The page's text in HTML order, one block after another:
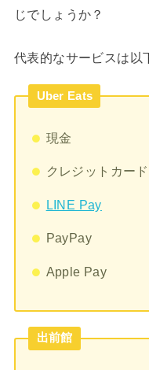
じでしょうか？
代表的なサービスは以
Uber Eats
現金
クレジットカー
LINE Pay
PayPay
Apple Pay
出前館